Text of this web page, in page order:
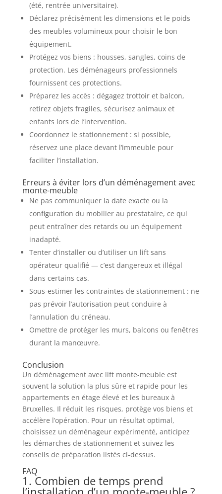
(été, rentrée universitaire).
Déclarez précisément les dimensions et le poids
des meubles volumineux pour choisir le bon
équipement.
Protégez vos biens : housses, sangles, coins de
protection. Les déménageurs professionnels
fournissent ces protections.
Préparez les accès : dégagez trottoir et balcon,
retirez objets fragiles, sécurisez animaux et
enfants lors de l’intervention.
Coordonnez le stationnement : si possible,
réservez une place devant l’immeuble pour
faciliter l’installation.
Erreurs à éviter lors d’un déménagement avec
monte-meuble
Ne pas communiquer la date exacte ou la
configuration du mobilier au prestataire, ce qui
peut entraîner des retards ou un équipement
inadapté.
Tenter d’installer ou d’utiliser un lift sans
opérateur qualifié — c’est dangereux et illégal
dans certains cas.
Sous-estimer les contraintes de stationnement : ne
pas prévoir l’autorisation peut conduire à
l’annulation du créneau.
Omettre de protéger les murs, balcons ou fenêtres
durant la manœuvre.
Conclusion
Un déménagement avec lift monte-meuble est
souvent la solution la plus sûre et rapide pour les
appartements en étage élevé et les bureaux à
Bruxelles. Il réduit les risques, protège vos biens et
accélère l’opération. Pour un résultat optimal,
choisissez un déménageur expérimenté, anticipez
les démarches de stationnement et suivez les
conseils de préparation listés ci‑dessus.
FAQ
1. Combien de temps prend